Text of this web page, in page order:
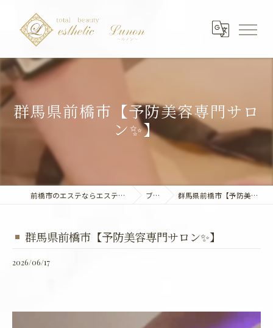
群馬県前橋市【予防美容専門サロ
ン✨】
前橋市のエステならエステティック～Lunon～ ブログ 群馬県前橋市【予防美容専門サロン✨】
群馬県前橋市【予防美容専門サロン✨】
2026/06/17